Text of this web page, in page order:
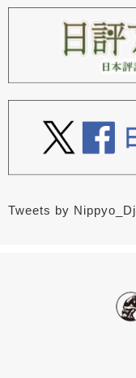
Tweets by Nippyo_Dj